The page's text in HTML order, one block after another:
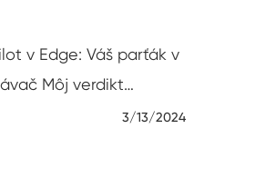
v Edge: Váš parťák v
Môj verdikt…
3/13/2024